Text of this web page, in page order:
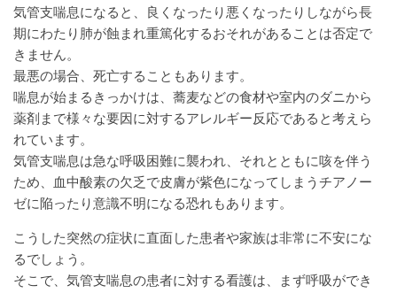
気管支喘息になると、良くなったり悪くなったりしながら長
期にわたり肺が蝕まれ重篤化するおそれがあることは否定で
きません。
最悪の場合、死亡することもあります。
喘息が始まるきっかけは、蕎麦などの食材や室内のダニから
薬剤まで様々な要因に対するアレルギー反応であると考えら
れています。
気管支喘息は急な呼吸困難に襲われ、それとともに咳を伴う
ため、血中酸素の欠乏で皮膚が紫色になってしまうチアノー
ゼに陥ったり意識不明になる恐れもあります。
こうした突然の症状に直面した患者や家族は非常に不安にな
るでしょう。
そこで、気管支喘息の患者に対する看護は、まず呼吸ができ